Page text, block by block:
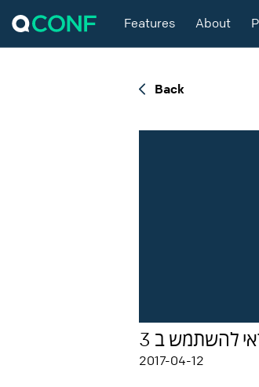
Features About
Back
2017-04-12